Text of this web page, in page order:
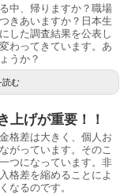
中、帰りますか？職場
きあいますか？日本生
した調査結果を公表し
わってきています。あ
うか？
読む
上げが重要！！
格差は大きく、個人お
がっています。そのこ
つになっています。非
格差を縮めることによ
なるのです。